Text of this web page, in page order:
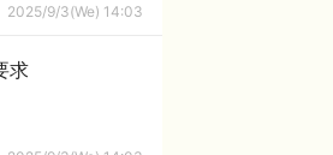
2025/9/3(We) 14:03
求